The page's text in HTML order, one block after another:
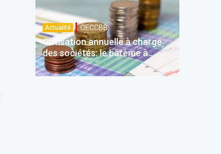
Actualité OECCBB
Cotisation annuelle à charge
des sociétés: le barème à
quatre tranches prévu dès
2026